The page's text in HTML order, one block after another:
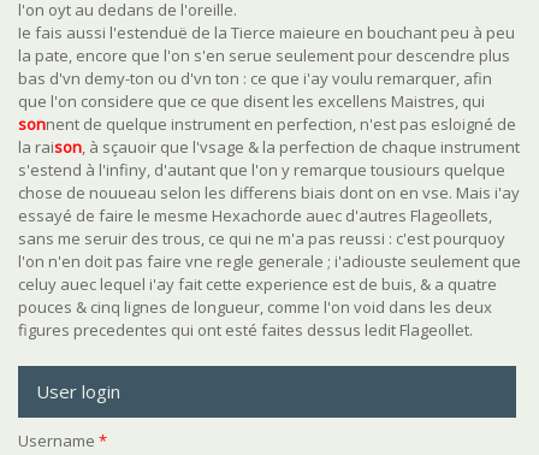
l'on oyt au dedans de l'oreille.
Ie fais aussi l'estenduë de la Tierce maieure en bouchant peu à peu
la pate, encore que l'on s'en serue seulement pour descendre plus
bas d'vn demy-ton ou d'vn ton : ce que i'ay voulu remarquer, afin
que l'on considere que ce que disent les excellens Maistres, qui
sonnent de quelque instrument en perfection, n'est pas esloigné de
la raison, à sçauoir que l'vsage & la perfection de chaque instrument
s'estend à l'infiny, d'autant que l'on y remarque tousiours quelque
chose de nouueau selon les differens biais dont on en vse. Mais i'ay
essayé de faire le mesme Hexachorde auec d'autres Flageollets,
sans me seruir des trous, ce qui ne m'a pas reussi : c'est pourquoy
l'on n'en doit pas faire vne regle generale ; i'adiouste seulement que
celuy auec lequel i'ay fait cette experience est de buis, & a quatre
pouces & cinq lignes de longueur, comme l'on void dans les deux
figures precedentes qui ont esté faites dessus ledit Flageollet.
User login
Username *